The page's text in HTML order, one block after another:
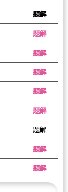
题解
题解
题解
题解
题解
题解
题解
题解
题解